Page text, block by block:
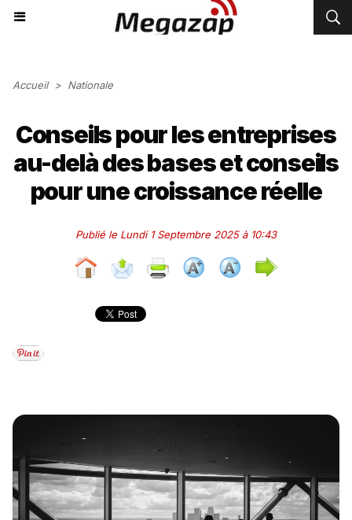
Accueil > Nationale
Conseils pour les entreprises
au-delà des bases et conseils
pour une croissance réelle
Publié le Lundi 1 Septembre 2025 à 10:43